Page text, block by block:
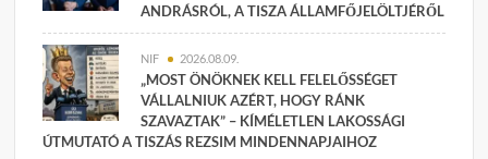
ANDRÁSRÓL, A TISZA ÁLLAMFŐJELÖLTJÉRŐL
NIF 2026.08.09.
„MOST ÖNÖKNEK KELL FELELŐSSÉGET
VÁLLALNIUK AZÉRT, HOGY RÁNK
SZAVAZTAK” – KÍMÉLETLEN LAKOSSÁGI
ÚTMUTATÓ A TISZÁS REZSIM MINDENNAPJAIHOZ